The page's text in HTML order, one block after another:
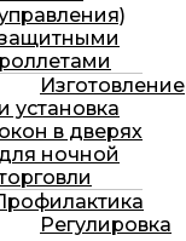
роллетами
Изготовление
и установка
окон в дверях
для ночной
Регулировка